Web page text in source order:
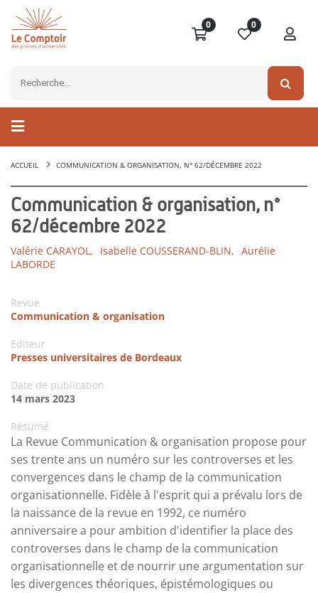
0 0
ACCUEIL COMMUNICATION & ORGANISATION, N° 62/DÉCEMBRE 2022
Communication & organisation, n°
62/décembre 2022
Valérie CARAYOL, Isabelle COUSSERAND-BLIN, Aurélie
LABORDE
Revue
Communication & organisation
Editeur
Presses universitaires de Bordeaux
Date de publication
14 mars 2023
Résumé
La Revue Communication & organisation propose pour
ses trente ans un numéro sur les controverses et les
convergences dans le champ de la communication
organisationnelle. Fidèle à l'esprit qui a prévalu lors de
la naissance de la revue en 1992, ce numéro
anniversaire a pour ambition d'identifier la place des
controverses dans le champ de la communication
organisationnelle et de nourrir une argumentation sur
les divergences théoriques, épistémologiques ou